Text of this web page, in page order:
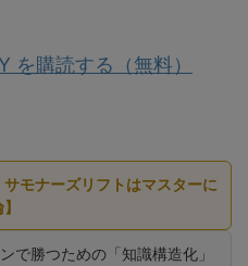
を購読する（無料）
モナーズリフトはマスターに
で勝つための「知識構造化」